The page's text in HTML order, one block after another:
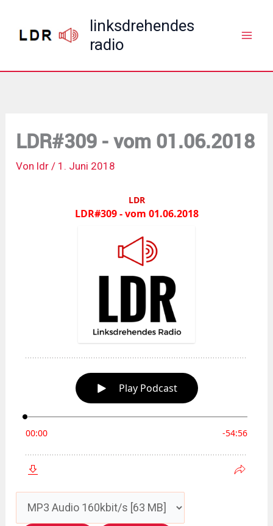
springen
linksdrehendes
radio
LDR#309 - vom 01.06.2018
Von ldr / 1. Juni 2018